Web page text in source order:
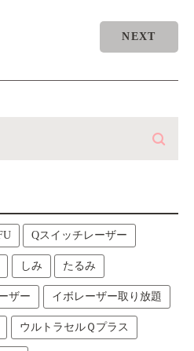
NEXT
Qスイッチレーザー
しみ たるみ
ザー イボレーザー取り放題
ウルトラセルＱプラス